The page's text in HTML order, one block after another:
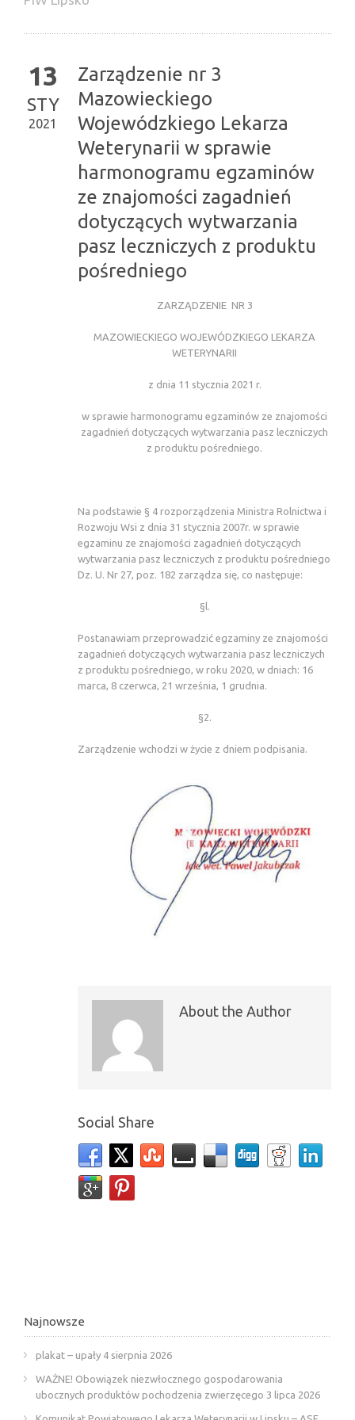
13
STY
2021
Zarządzenie nr 3
Mazowieckiego
Wojewódzkiego Lekarza
Weterynarii w sprawie
harmonogramu egzaminów
ze znajomości zagadnień
dotyczących wytwarzania
pasz leczniczych z produktu
pośredniego
ZARZĄDZENIE NR 3
MAZOWIECKIEGO WOJEWÓDZKIEGO LEKARZA
WETERYNARII
z dnia 11 stycznia 2021 r.
w sprawie harmonogramu egzaminów ze znajomości
zagadnień dotyczących wytwarzania pasz leczniczych
z produktu pośredniego.
Na podstawie § 4 rozporządzenia Ministra Rolnictwa i
Rozwoju Wsi z dnia 31 stycznia 2007r. w sprawie
egzaminu ze znajomości zagadnień dotyczących
wytwarzania pasz leczniczych z produktu pośredniego
Dz. U. Nr 27, poz. 182 zarządza się, co następuje:
§l.
Postanawiam przeprowadzić egzaminy ze znajomości
zagadnień dotyczących wytwarzania pasz leczniczych
z produktu pośredniego, w roku 2020, w dniach: 16
marca, 8 czerwca, 21 września, 1 grudnia.
§2.
Zarządzenie wchodzi w życie z dniem podpisania.
About the Author
Social Share
Najnowsze
plakat – upały 4 sierpnia 2026
WAŻNE! Obowiązek niezwłocznego gospodarowania
ubocznych produktów pochodzenia zwierzęcego 3 lipca 2026